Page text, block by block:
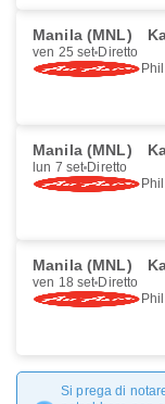
Manila (MNL)
ven 25 set Diretto
Manila (MNL)
lun 7 set Diretto
Manila (MNL)
ven 18 set Diretto
Si prega di